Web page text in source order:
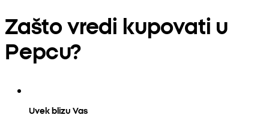
Zašto vredi kupovati u
Pepcu?
Uvek blizu Vas